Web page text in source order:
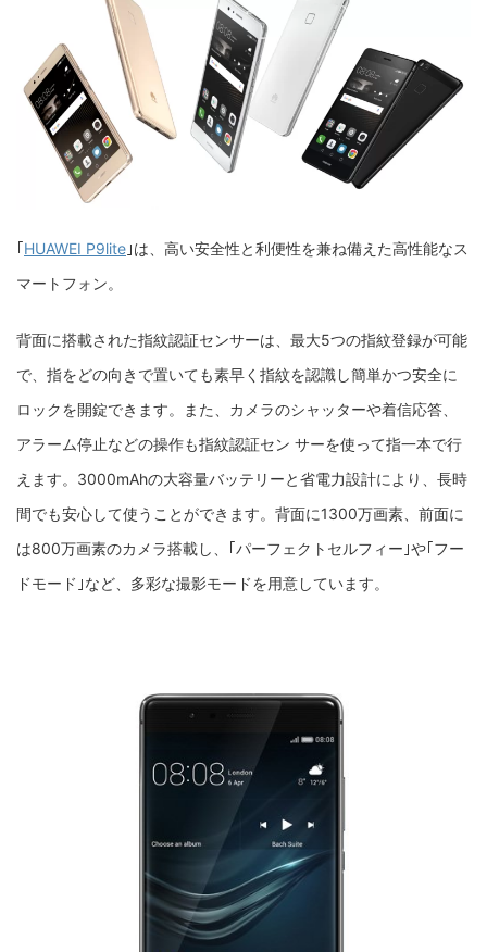
｢HUAWEI P9lite ｣は、高い安全性と利便性を兼ね備えた高性能なス
マートフォン。
背面に搭載された指紋認証センサーは、最大5つの指紋登録が可能
で、指をどの向きで置いても素早く指紋を認識し簡単かつ安全に
ロックを開錠できます。また、カメラのシャッターや着信応答、
アラーム停止などの操作も指紋認証セン サーを使って指一本で行
えます。3000mAhの大容量バッテリーと省電力設計により、長時
間でも安心して使うことができます。背面に1300万画素、前面に
は800万画素のカメラ搭載し、｢パーフェクトセルフィー｣や｢フー
ドモード｣など、多彩な撮影モードを用意しています。